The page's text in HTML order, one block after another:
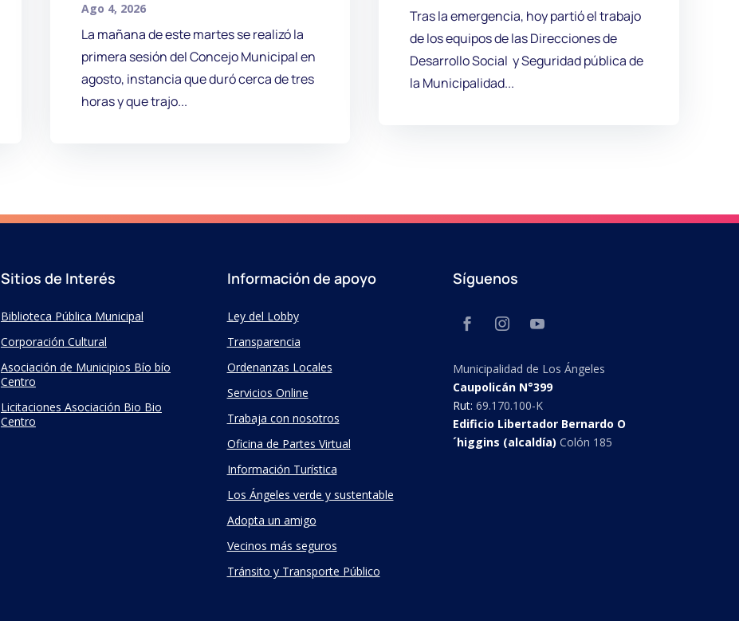
Ago 4, 2026
La mañana de este martes se realizó la
primera sesión del Concejo Municipal en
agosto, instancia que duró cerca de tres
horas y que trajo...
Tras la emergencia, hoy partió el trabajo
de los equipos de las Direcciones de
Desarrollo Social y Seguridad pública de
la Municipalidad...
Sitios de Interés
Biblioteca Pública Municipal
Corporación Cultural
Asociación de Municipios Bío bío
Centro
Licitaciones Asociación Bio Bio
Centro
Información de apoyo
Ley del Lobby
Transparencia
Ordenanzas Locales
Servicios Online
Trabaja con nosotros
Oficina de Partes Virtual
Información Turística
Los Ángeles verde y sustentable
Adopta un amigo
Vecinos más seguros
Tránsito y Transporte Público
Síguenos
Municipalidad de Los Ángeles
Caupolicán N°399
Rut:69.170.100-K
Edificio Libertador Bernardo O
´higgins (alcaldía)Colón 185